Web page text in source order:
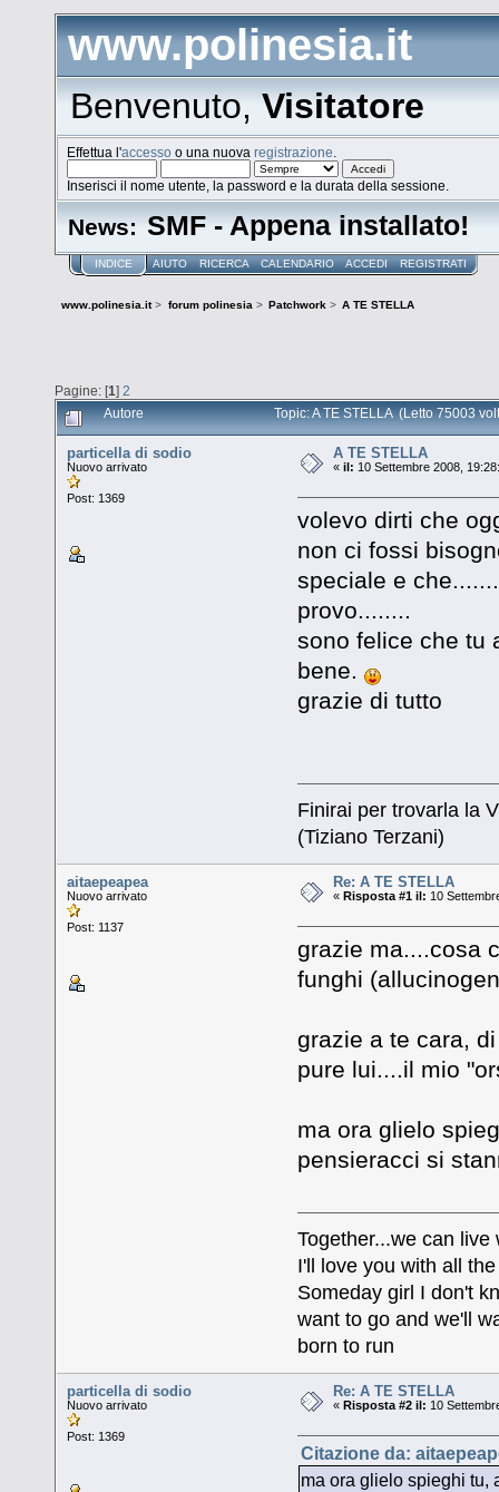
www.polinesia.it
Benvenuto,Visitatore
Effettua l'accesso o una nuovaregistrazione
Inserisci il nome utente, la password e la durata della sessione.
News: SMF - Appena installato!
INDICE AIUTO RICERCA CALENDARIO ACCEDI REGISTRATI
www.polinesia.it> forum polinesia> Patchwork> A TE STELLA
Pagine: [1] 2
Autore Topic: A TE STELLA (Letto 75003
particella di sodio
Nuovo arrivato
Post: 1369
A TE STELLA
«il: 10 Settembre 2008,
volevo dirti che
non ci fossi
speciale e
provo........
sono felice che tu
bene.
grazie di tutto
Finirai per trovarla la
(Tiziano Terzani)
aitaepeapea
Nuovo arrivato
Post: 1137
Re: A TE STELLA
« Risposta #1 il: 10
grazie ma....cosa
funghi
grazie a te cara,
pure lui....il mio
ma ora glielo
pensieracci si
Together...we can live
I'll love you with all
Someday girl I don't
want to go and we'll
born to run
particella di sodio
Nuovo arrivato
Post: 1369
Re: A TE STELLA
« Risposta #2 il: 10
Citazione da:
ma ora glielo spieghi tu,